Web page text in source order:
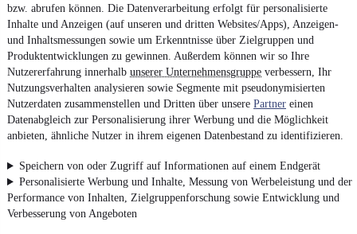
bzw. abrufen können. Die Datenverarbeitung erfolgt für personalisierte
Inhalte und Anzeigen (auf unseren und dritten Websites/Apps), Anzeigen-
und Inhaltsmessungen sowie um Erkenntnisse über Zielgruppen und
Produktentwicklungen zu gewinnen. Außerdem können wir so Ihre
Nutzererfahrung innerhalb unserer Unternehmensgruppe verbessern, Ihr
Nutzungsverhalten analysieren sowie Segmente mit pseudonymisierten
Nutzerdaten zusammenstellen und Dritten über unsere Partner einen
Datenabgleich zur Personalisierung ihrer Werbung und die Möglichkeit
anbieten, ähnliche Nutzer in ihrem eigenen Datenbestand zu identifizieren.
Speichern von oder Zugriff auf Informationen auf einem Endgerät
Personalisierte Werbung und Inhalte, Messung von Werbeleistung und der
Performance von Inhalten, Zielgruppenforschung sowie Entwicklung und
Verbesserung von Angeboten